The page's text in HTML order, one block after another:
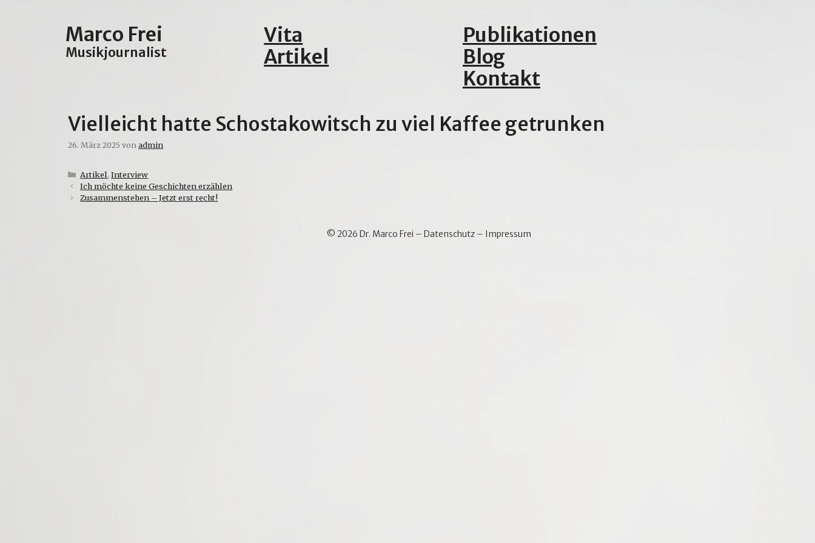
Marco Frei
Musikjournalist
Vita
Artikel
Publikationen
Blog
Kontakt
Vielleicht hatte Schostakowitsch zu viel Kaffee getrunken
26. März 2025 von admin
Kategorien
Artikel,Interview
Ich möchte keine Geschichten erzählen
Zusammenstehen – Jetzt erst recht!
© 2026 Dr. Marco Frei – Datenschutz– Impressum